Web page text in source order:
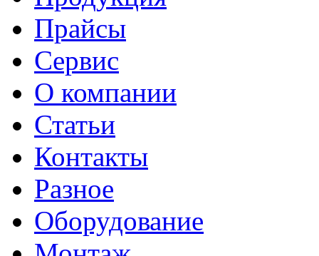
Прайсы
Сервис
О компании
Статьи
Контакты
Разное
Оборудование